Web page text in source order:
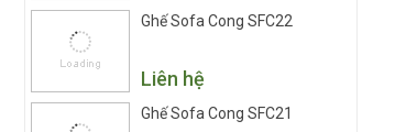
Ghế Sofa Cong SFC22
Liên hệ
Ghế Sofa Cong SFC21